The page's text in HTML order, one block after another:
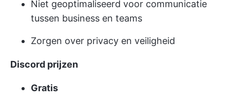
Niet geoptimaliseerd voor communicatie
tussen business en teams
Zorgen over privacy en veiligheid
Discord prijzen
Gratis